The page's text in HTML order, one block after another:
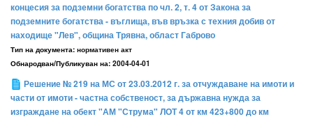
концесия за подземни богатства по чл. 2, т. 4 от Закона за
подземните богатства - въглища, във връзка с техния добив от
находище "Лев", община Трявна, област Габрово
Тип на документа: нормативен акт
Обнародван/Публикуван на: 2004-04-01
Решение № 219 на МС от 23.03.2012 г. за отчуждаване на имоти и
части от имоти - частна собственост, за държавна нужда за
изграждане на обект "АМ "Струма" ЛОТ 4 от км 423+800 до км